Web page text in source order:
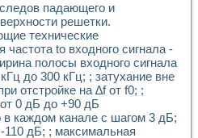
по курсу ИИС на базе
институты
падающего и
решетки.
технические
частота to входного сигнала -
полосы входного сигнала
до 300 кГц; ; затухание вне
отстройке на ∆f от f0; ;
0 дБ до +90 дБ
в каждом канале с шагом 3 дБ;
-110 дБ; ; максимальная